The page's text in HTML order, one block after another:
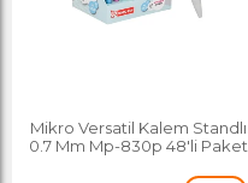
Mikro Versatil Kalem Standlı
0.7 Mm Mp-830p 48'li Paket